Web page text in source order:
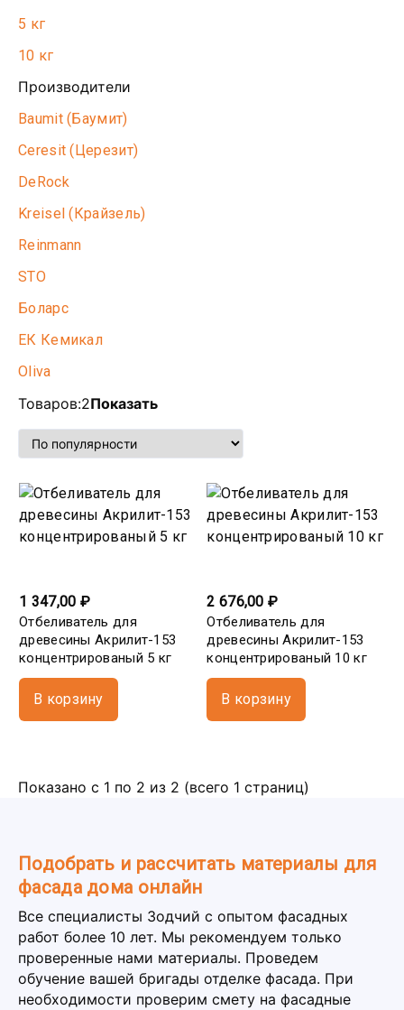
5 кг
10 кг
Производители
Baumit (Баумит)
Ceresit (Церезит)
DeRock
Kreisel (Крайзель)
Reinmann
STO
Боларс
ЕК Кемикал
Oliva
Товаров:2Показать
1 347,00 ₽
Отбеливатель для
древесины Акрилит-153
концентрированый 5 кг
В корзину
2 676,00 ₽
Отбеливатель для
древесины Акрилит-153
концентрированый 10 кг
В корзину
Показано с 1 по 2 из 2 (всего 1 страниц)
Подобрать и рассчитать материалы для
фасада дома онлайн
Все специалисты Зодчий с опытом фасадных
работ более 10 лет. Мы рекомендуем только
проверенные нами материалы. Проведем
обучение вашей бригады отделке фасада. При
необходимости проверим смету на фасадные